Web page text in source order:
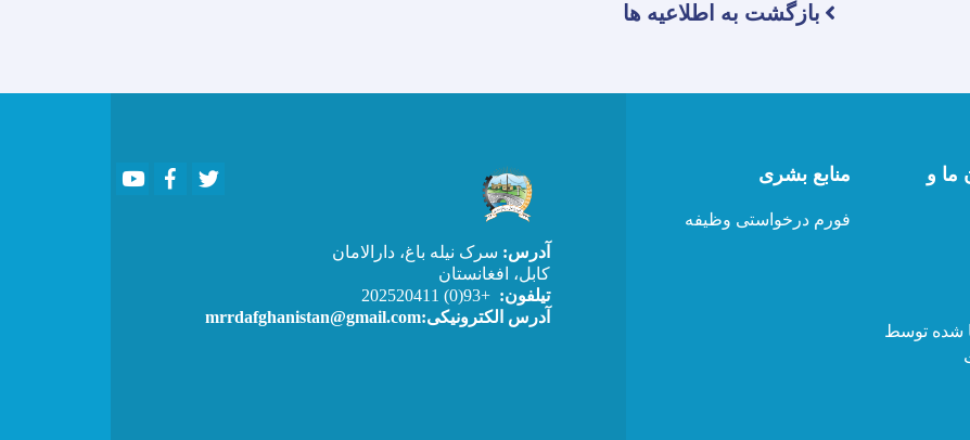
بازگشت به اطلاعیه ها
ما و
شده توسط
منابع بشری
فورم درخواستی وظیفه
YoutubeFacebook
آدرس: سرک نیله باغ، دارالامان
کابل، افغانستان
تیلفون: +93(0) 202520411
آدرس الکترونیکی:mrrdafghanistan@gmail.com